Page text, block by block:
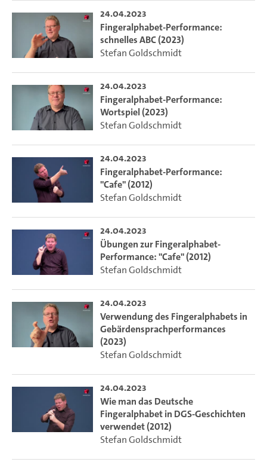
24.04.2023
Fingeralphabet-Performance:
schnelles ABC (2023)
Stefan Goldschmidt
24.04.2023
Fingeralphabet-Performance:
Wortspiel (2023)
Stefan Goldschmidt
24.04.2023
Fingeralphabet-Performance:
"Cafe" (2012)
Stefan Goldschmidt
24.04.2023
Übungen zur Fingeralphabet-
Performance: "Cafe" (2012)
Stefan Goldschmidt
24.04.2023
Verwendung des Fingeralphabets in
Gebärdensprachperformances
(2023)
Stefan Goldschmidt
24.04.2023
Wie man das Deutsche
Fingeralphabet in DGS-Geschichten
verwendet (2012)
Stefan Goldschmidt